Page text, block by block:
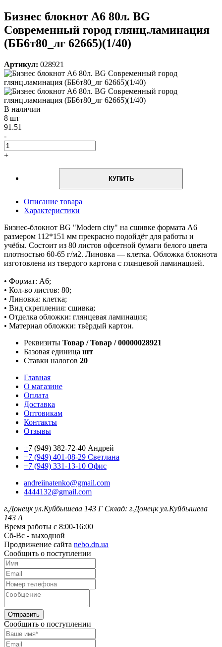
Бизнес блокнот А6 80л. BG
Современный город глянц.ламинация
(ББ6т80_лг 62665)(1/40)
Артикул: 028921
В наличии
8 шт
91.51
-
+
КУПИТЬ
Описание товара
Характеристики
Бизнес-блокнот BG "Modern city" на сшивке формата А6
размером 112*151 мм прекрасно подойдёт для работы и
учёбы. Состоит из 80 листов офсетной бумаги белого цвета
плотностью 60-65 г/м2. Линовка — клетка. Обложка блокнота
изготовлена из твердого картона с глянцевой ламинацией.
• Формат: А6;
• Кол-во листов: 80;
• Линовка: клетка;
• Вид скрепления: сшивка;
• Отделка обложки: глянцевая ламинация;
• Материал обложки: твёрдый картон.
Реквизиты Товар / Товар / 00000028921
Базовая единица шт
Ставки налогов 20
Главная
О магазине
Оплата
Доставка
Оптовикам
Контакты
Отзывы
+7 (949) 382-72-40 Андрей
+7 (949) 401-08-29 Светлана
+7 (949) 331-13-10 Офис
andreiinatenko@gmail.com
4444132@gmail.com
г.Донецк ул.Куйбышева 143 Г Склад: г.Донецк ул.Куйбышева
143 А
Время работы с 8:00-16:00
Сб-Вс - выходной
Продвижение сайта nebo.dn.ua
Сообщить о поступлении
Отправить
Сообщить о поступлении